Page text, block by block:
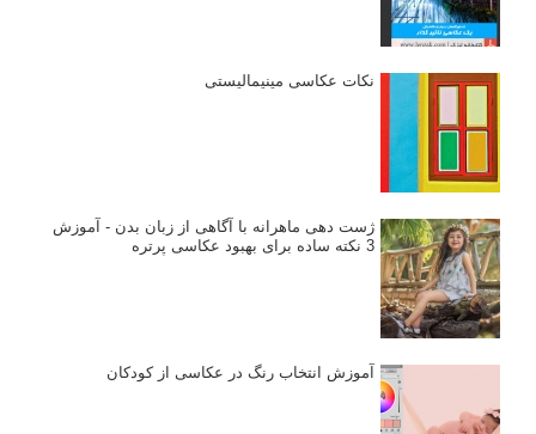
نکات عکاسی مینیمالیستی
ژست دهی ماهرانه با آگاهی از زبان بدن - آموزش
3 نکته ساده برای بهبود عکاسی پرتره
آموزش انتخاب رنگ در عکاسی از کودکان